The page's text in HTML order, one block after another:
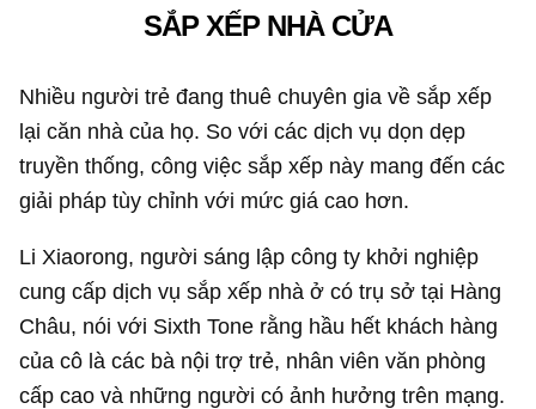
SẮP XẾP NHÀ CỬA
Nhiều người trẻ đang thuê chuyên gia về sắp xếp
lại căn nhà của họ. So với các dịch vụ dọn dẹp
truyền thống, công việc sắp xếp này mang đến các
giải pháp tùy chỉnh với mức giá cao hơn.
Li Xiaorong, người sáng lập công ty khởi nghiệp
cung cấp dịch vụ sắp xếp nhà ở có trụ sở tại Hàng
Châu, nói với Sixth Tone rằng hầu hết khách hàng
của cô là các bà nội trợ trẻ, nhân viên văn phòng
cấp cao và những người có ảnh hưởng trên mạng.